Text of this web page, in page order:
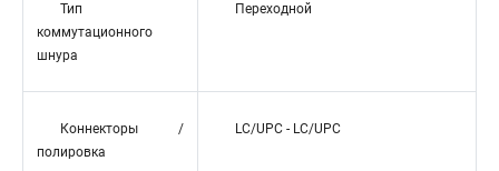
Тип
коммутационного
шнура
Переходной
Коннекторы /
полировка
LC/UPC - LC/UPC